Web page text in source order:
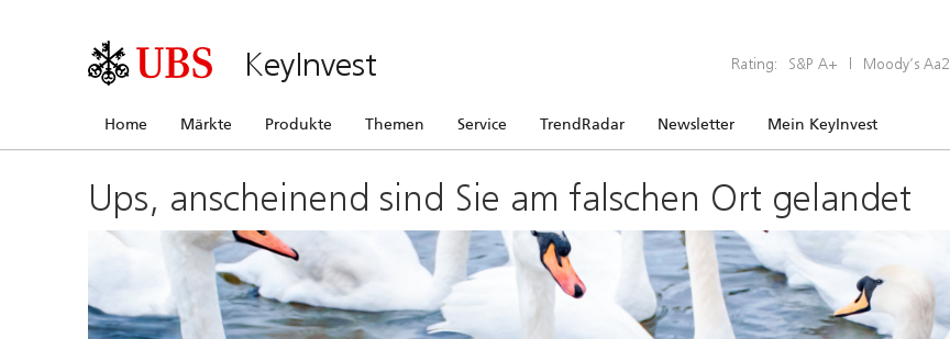
KeyInvest Rating: S&P A+ | Moody’s Aa2
Home Märkte Produkte Themen Service TrendRadar Newsletter Mein KeyInvest
Ups, anscheinend sind Sie am falschen Ort gelandet